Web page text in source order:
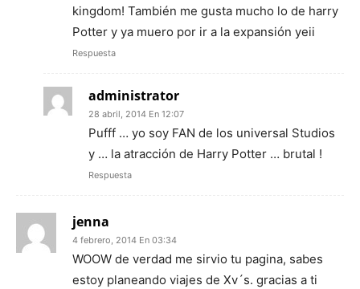
kingdom! También me gusta mucho lo de harry
Potter y ya muero por ir a la expansión yeii
Respuesta
administrator
28 abril, 2014 En 12:07
Pufff … yo soy FAN de los universal Studios
y … la atracción de Harry Potter … brutal !
Respuesta
jenna
4 febrero, 2014 En 03:34
WOOW de verdad me sirvio tu pagina, sabes
estoy planeando viajes de Xv´s. gracias a ti